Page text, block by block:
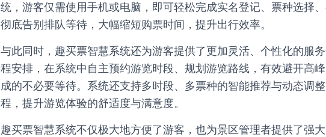
统，游客仅需使用手机或电脑，即可轻松完成实名登记、票种选择
彻底告别排队等待，大幅缩短购票时间，提升出行效率。
与此同时，趣买票智慧系统还为游客提供了更加灵活、个性化的服
程安排，在系统中自主预约游览时段、规划游览路线，有效避开高
成的不必要等待。系统还支持多时段、多票种的智能推荐与动态调
程，提升游览体验的舒适度与满意度。
趣买票智慧系统不仅极大地方便了游客，也为景区管理者提供了强大